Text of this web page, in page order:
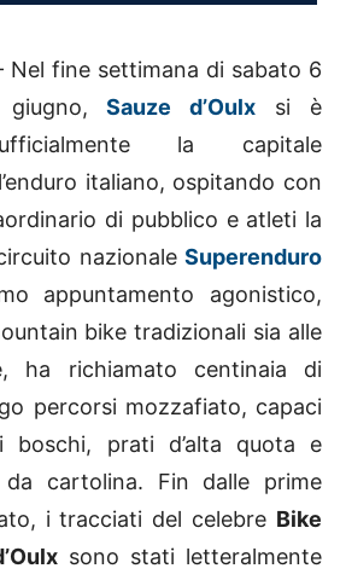
Nel fine settimana di sabato 6
giugno,Sauze d’Oulx si è
la capitale
italiano, ospitando con
di pubblico e atleti la
nazionale Superenduro
appuntamento agonistico,
bike tradizionali sia alle
ha richiamato centinaia di
percorsi mozzafiato, capaci
boschi, prati d’alta quota e
da cartolina. Fin dalle prime
i tracciati del celebre Bike
sono stati letteralmente